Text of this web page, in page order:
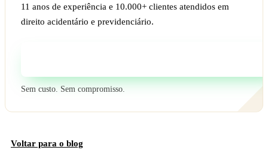
11 anos de experiência e 10.000+ clientes atendidos em
direito acidentário e previdenciário.
Sem custo. Sem compromisso.
Voltar para o blog